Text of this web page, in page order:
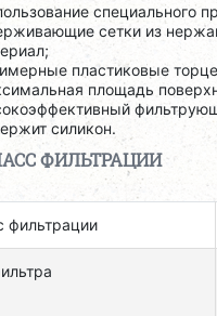
специального
сетки из
пластиковые
площадь
силикон.
ФИЛЬТРАЦИИ
фильтрации